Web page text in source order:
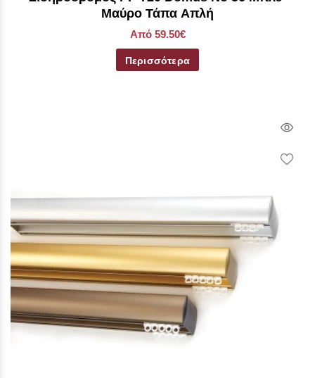
Μαύρο Τάπα Απλή
Από 59.50€
Περισσότερα